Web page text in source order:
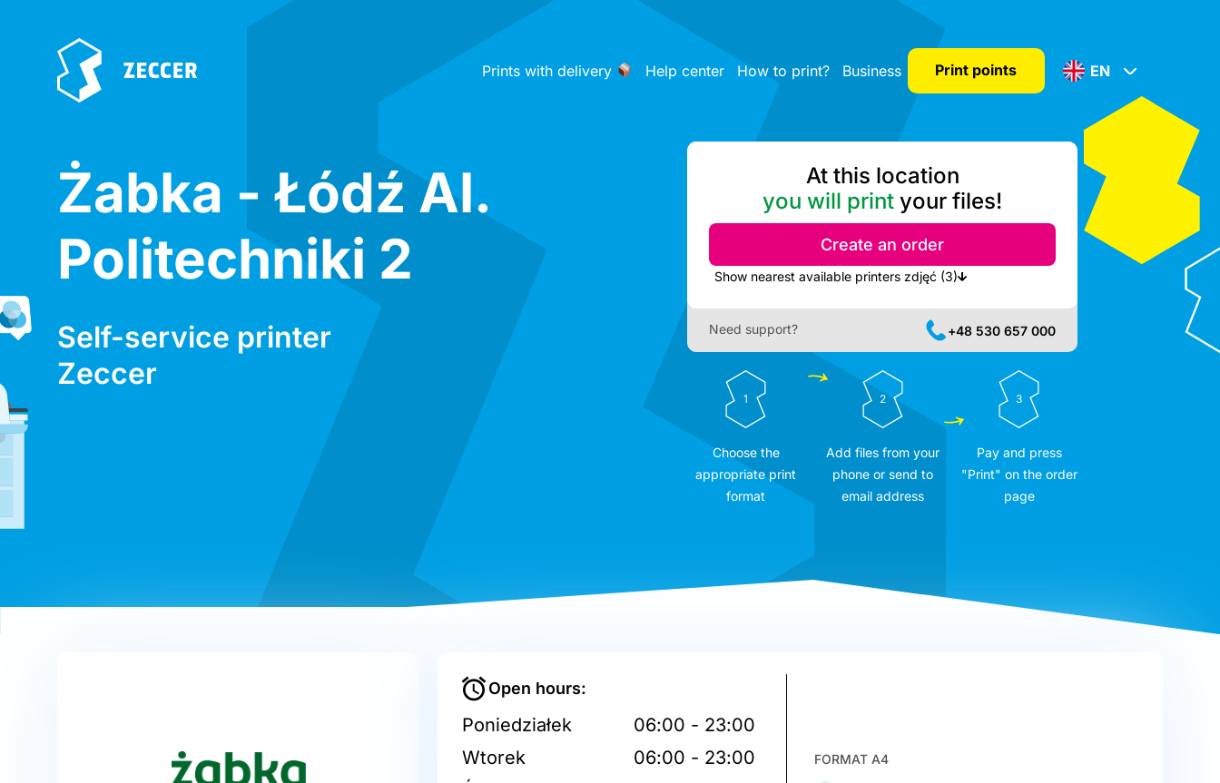
Prints with delivery Help center How to print? Business Print points EN
Żabka - Łódź Al.
Politechniki 2
Self-service printer
Zeccer
At this location
you will print your files!
Create an order
Show nearest available printers zdjęć (3)
Need support? +48 530 657 000
1
Choose the
appropriate print
format
2
Add files from your
phone or send to
email address
3
Pay and press
"Print" on the order
page
Open hours:
Poniedziałek
06:00 - 23:00
Wtorek
06:00 - 23:00
FORMAT A4